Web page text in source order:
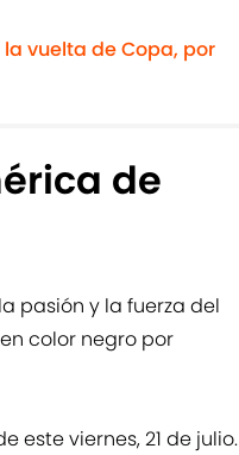
vuelta de Copa, por
de
pasión y la fuerza del
color negro por
este viernes, 21 de julio.